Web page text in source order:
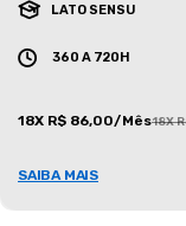
LATO SENSU
360 A 720H
18X R$ 86,00/Mês18X
SAIBA MAIS